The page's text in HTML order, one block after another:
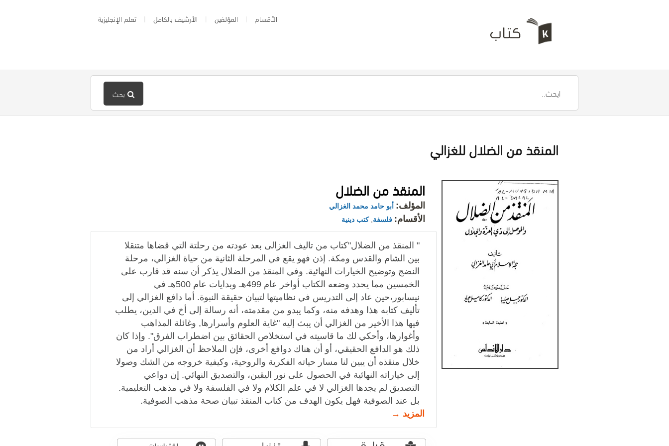
الأقسام المؤلفين الأرشيف بالكامل تعلم الإنجليزية
بحث
المنقذ من الضلال للغزالي
المنقذ من الضلال
المؤلف: أبو حامد محمد الغزالي
الأقسام: فلسفة ,كتب دينية
" المنقذ من الضلال"كتاب من تاليف الغزالى بعد عودته من رحلتة التي قضاها متنقلا
بين الشام والقدس ومكة. إذن فهو يقع في المرحلة الثانية من حياة الغزالي، مرحلة
النضج وتوضيح الخيارات النهائية. وفي المنقذ من الضلال يذكر أن سنه قد قارب على
الخمسين مما يحدد وضعه الكتاب أواخر عام 499هـ وبدايات عام 500هـ في
نيسابور،حين عاد إلى التدريس في نظاميتها لتبيان حقيقة النبوة. أما دافع الغزالي إلى
تأليف كتابه هذا وهدفه منه، وكما يبدو من مقدمته، أنه رسالة إلى أخ في الدين، يطلب
فيها هذا الأخير من الغزالي أن يبث إليه "غاية العلوم وأسرارها, وغائلة المذاهب
وأغوارها، وأحكي لك ما قاسيته في استخلاص الحقائق بين اضطراب الفرق". وإذا كان
ذلك هو الدافع الحقيقي، أو أن هناك دوافع أخرى، فإن الملاحظ أن الغزالي أراد من
خلال منقذه أن يبين لنا مسار حياته الفكرية والروحية، وكيفية خروجه من الشك وصولا
إلى خياراته النهائية في الحصول على نور اليقين، والتصديق النهائي. إن دواعي
التصديق لم يجدها الغزالي لا في علم الكلام ولا في الفلسفة ولا في مذهب التعليمية.
بل عند الصوفية فهل يكون الهدف من كتاب المنقذ تبيان صحة مذهب الصوفية.
المزيد →